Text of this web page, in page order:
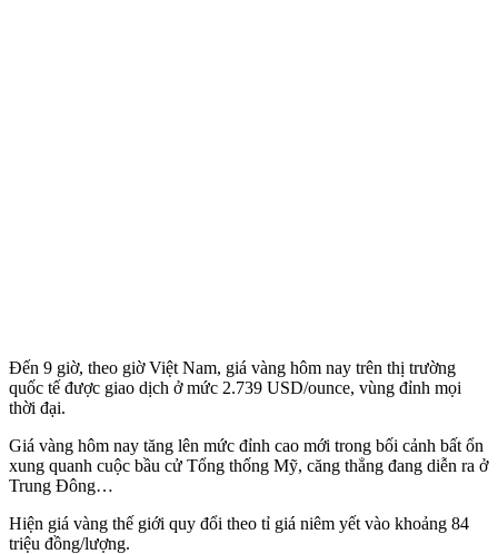
Đến 9 giờ, theo giờ Việt Nam, giá vàng hôm nay trên thị trường
quốc tế được giao dịch ở mức 2.739 USD/ounce, vùng đỉnh mọi
thời đại.
Giá vàng hôm nay tăng lên mức đỉnh cao mới trong bối cảnh bất ổn
xung quanh cuộc bầu cử Tổng thống Mỹ, căng thẳng đang diễn ra ở
Trung Đông…
Hiện giá vàng thế giới quy đổi theo tỉ giá niêm yết vào khoảng 84
triệu đồng/lượng.